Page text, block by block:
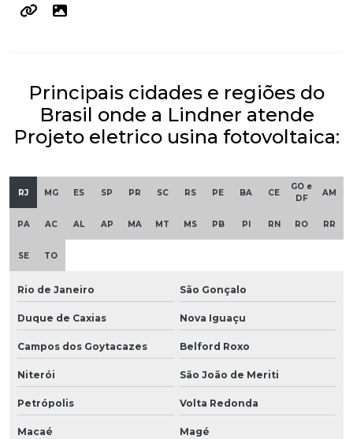
Principais cidades e regiões do
Brasil onde a Lindner atende
Projeto eletrico usina fotovoltaica:
RJ MG ES SP PR SC RS PE BA CE
GO e
DF
AM
PA AC AL AP MA MT MS PB PI RN RO RR
SE TO
Rio de Janeiro São Gonçalo
Duque de Caxias Nova Iguaçu
Campos dos Goytacazes Belford Roxo
Niterói São João de Meriti
Petrópolis Volta Redonda
Macaé Magé